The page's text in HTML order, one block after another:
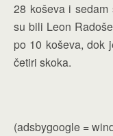
28 koševa i sedam
su bili Leon
po 10 koševa, dok
četiri skoka.
(adsbygoogle =